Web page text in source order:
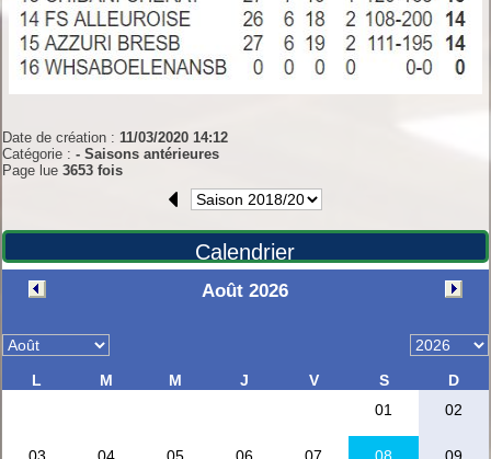
Date de création :11/03/2020 14:12
Catégorie :- Saisons antérieures
Page lue3653 fois
Calendrier